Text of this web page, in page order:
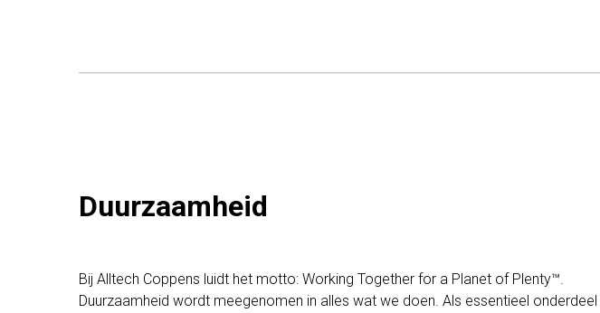
Duurzaamheid
Bij Alltech Coppens luidt het motto: Working Together for a Planet of Plenty™.
Duurzaamheid wordt meegenomen in alles wat we doen. Als essentieel onderdeel